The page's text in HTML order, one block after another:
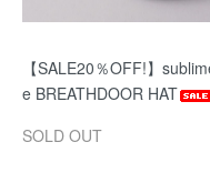
【SALE20％OFF!】
e BREATHDOOR HAT
SOLD OUT